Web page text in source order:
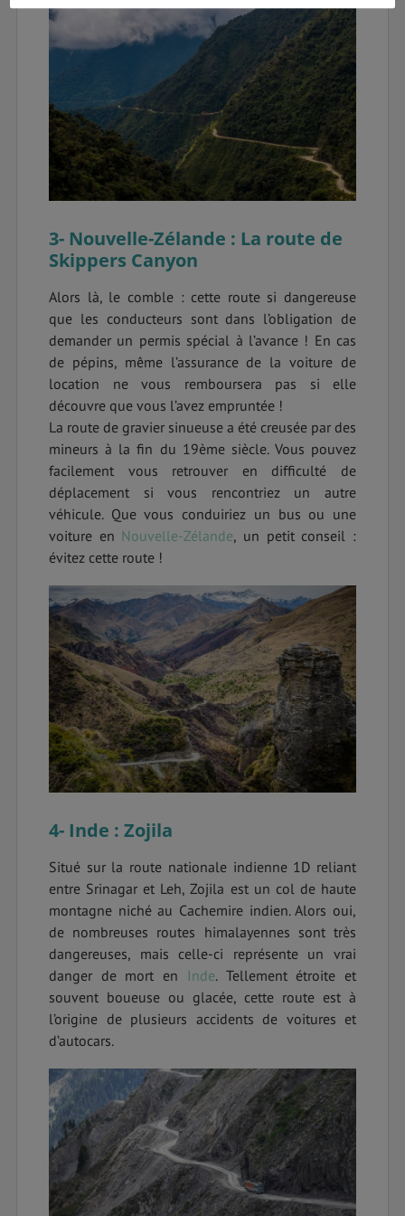
3- Nouvelle-Zélande : La route de
Skippers Canyon
Alors là, le comble : cette route si dangereuse
que les conducteurs sont dans l’obligation de
demander un permis spécial à l’avance ! En cas
de pépins, même l’assurance de la voiture de
location ne vous remboursera pas si elle
découvre que vous l’avez empruntée !
La route de gravier sinueuse a été creusée par des
mineurs à la fin du 19ème siècle. Vous pouvez
facilement vous retrouver en difficulté de
déplacement si vous rencontriez un autre
véhicule. Que vous conduiriez un bus ou une
voiture en Nouvelle-Zélande, un petit conseil :
évitez cette route !
4- Inde : Zojila
Situé sur la route nationale indienne 1D reliant
entre Srinagar et Leh, Zojila est un col de haute
montagne niché au Cachemire indien. Alors oui,
de nombreuses routes himalayennes sont très
dangereuses, mais celle-ci représente un vrai
danger de mort en
Inde. Tellement étroite et
souvent boueuse ou glacée, cette route est à
l’origine de plusieurs accidents de voitures et
d’autocars.